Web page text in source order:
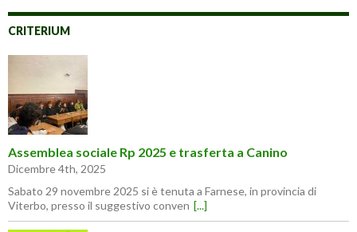
CRITERIUM
Assemblea sociale Rp 2025 e trasferta a Canino
Dicembre 4th, 2025
Sabato 29 novembre 2025 si è tenuta a Farnese, in provincia di
Viterbo, presso il suggestivo conven [...]